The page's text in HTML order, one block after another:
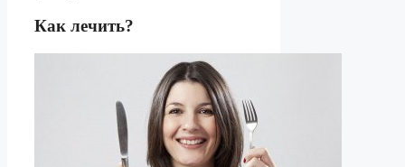
Как лечить?